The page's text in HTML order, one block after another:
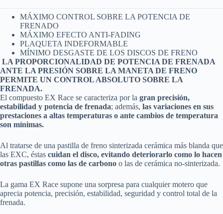
MÁXIMO CONTROL SOBRE LA POTENCIA DE
FRENADO
MÁXIMO EFECTO ANTI-FADING
PLAQUETA INDEFORMABLE
MÍNIMO DESGASTE DE LOS DISCOS DE FRENO
LA PROPORCIONALIDAD DE POTENCIA DE FRENADA
ANTE LA PRESIÓN SOBRE LA MANETA DE FRENO
PERMITE UN CONTROL ABSOLUTO SOBRE LA
FRENADA.
El compuesto EX Race se caracteriza por la gran precisión,
estabilidad y potencia de frenada; además, las variaciones en sus
prestaciones a altas temperaturas o ante cambios de temperatura
son mínimas.
Al tratarse de una pastilla de freno sinterizada cerámica más blanda que
las EXC, éstas cuidan el disco, evitando deteriorarlo como lo hacen
otras pastillas como las de carbono o las de cerámica no-sinterizada.
La gama EX Race supone una sorpresa para cualquier motero que
aprecia potencia, precisión, estabilidad, seguridad y control total de la
frenada.